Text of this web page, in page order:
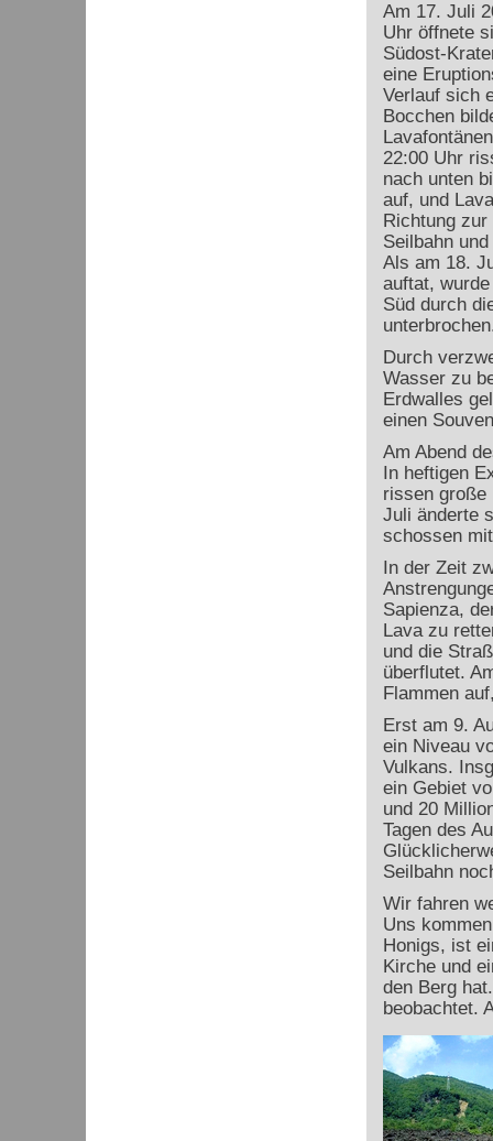
Am 17. Juli
Uhr öffnete
Südost-
eine
Verlauf sich
Bocchen
22:00 Uhr
nach unten
auf, und
Richtung
Seilbahn
Als am 18.
auftat,
Süd durch
Durch
Wasser zu
Erdwalles
einen
Am Abend
In heftigen
rissen große
Juli änderte
schossen
In der Zeit
Sapienza,
Lava zu
und die
überflutet.
Flammen
Erst am 9.
ein Niveau
Vulkans.
ein Gebiet
und 20
Tagen des
Seilbahn
Wir fahren
Uns
Honigs, ist
Kirche und
den Berg
beobachtet.